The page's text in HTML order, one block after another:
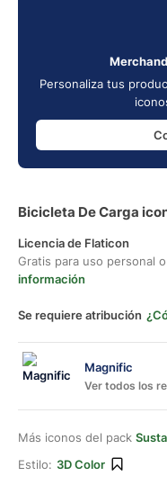
Personaliza tus
Bicicleta De Carga
Licencia de Flaticon
Gratis para uso personal
información
Se requiere atribución
Magnific
Ver todos los
Más iconos del pack
Estilo: 3D Color